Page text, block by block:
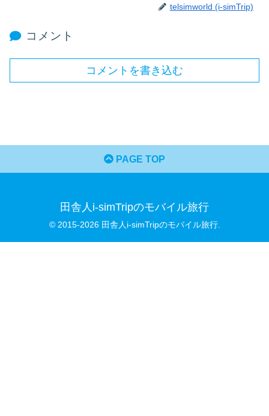
telsimworld (i-simTrip)
コメント
コメントを書き込む
PAGE TOP
田舎人i-simTripのモバイル旅行
© 2015-2026 田舎人i-simTripのモバイル旅行.